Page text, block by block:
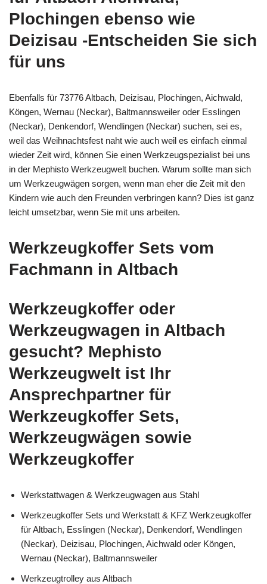
Plochingen ebenso wie
Deizisau -Entscheiden Sie sich
für uns
Ebenfalls für 73776 Altbach, Deizisau, Plochingen, Aichwald,
Köngen, Wernau (Neckar), Baltmannsweiler oder Esslingen
(Neckar), Denkendorf, Wendlingen (Neckar) suchen, sei es,
weil das Weihnachtsfest naht wie auch weil es einfach einmal
wieder Zeit wird, können Sie einen Werkzeugspezialist bei uns
in der Mephisto Werkzeugwelt buchen. Warum sollte man sich
um Werkzeugwägen sorgen, wenn man eher die Zeit mit den
Kindern wie auch den Freunden verbringen kann? Dies ist ganz
leicht umsetzbar, wenn Sie mit uns arbeiten.
Werkzeugkoffer Sets vom
Fachmann in Altbach
Werkzeugkoffer oder
Werkzeugwagen in Altbach
gesucht? Mephisto
Werkzeugwelt ist Ihr
Ansprechpartner für
Werkzeugkoffer Sets,
Werkzeugwägen sowie
Werkzeugkoffer
Werkstattwagen & Werkzeugwagen aus Stahl
Werkzeugkoffer Sets und Werkstatt & KFZ Werkzeugkoffer
für Altbach, Esslingen (Neckar), Denkendorf, Wendlingen
(Neckar), Deizisau, Plochingen, Aichwald oder Köngen,
Wernau (Neckar), Baltmannsweiler
Werkzeugtrolley aus Altbach